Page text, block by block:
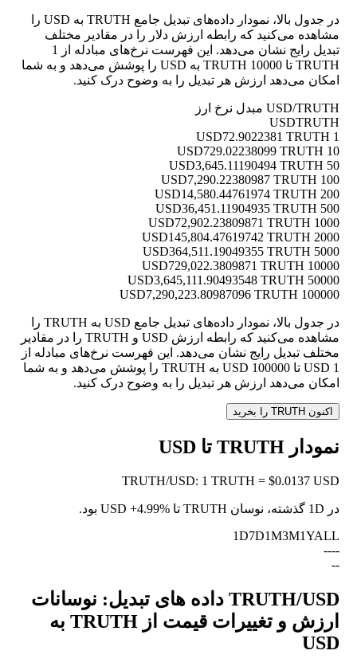
در جدول بالا، نمودار داده‌های تبدیل جامع TRUTH به USD را
مشاهده می‌کنید که رابطه ارزش دلار را در مقادیر مختلف
تبدیل رایج نشان می‌دهد. این فهرست نرخ‌های مبادله از 1
TRUTH تا 10000 TRUTH به USD را پوشش می‌دهد و به شما
امکان می‌دهد ارزش هر تبدیل را به وضوح درک کنید.
USD/TRUTH مبدل نرخ ارز
USDTRUTH
1 USD
72.9022381 TRUTH
10 USD
729.02238099 TRUTH
50 USD
3,645.11190494 TRUTH
100 USD
7,290.22380987 TRUTH
200 USD
14,580.44761974 TRUTH
500 USD
36,451.11904935 TRUTH
1000 USD
72,902.23809871 TRUTH
2000 USD
145,804.47619742 TRUTH
5000 USD
364,511.19049355 TRUTH
10000 USD
729,022.3809871 TRUTH
50000 USD
3,645,111.90493548 TRUTH
100000 USD
7,290,223.80987096 TRUTH
در جدول بالا، نمودار داده‌های تبدیل جامع USD به TRUTH را
مشاهده می‌کنید که رابطه ارزش USD و TRUTH را در مقادیر
مختلف تبدیل رایج نشان می‌دهد. این فهرست نرخ‌های مبادله از
1 USD تا 100000 USD به TRUTH را پوشش می‌دهد و به شما
امکان می‌دهد ارزش هر تبدیل را به وضوح درک کنید.
اکنون TRUTH را بخرید
نمودار TRUTH تا USD
TRUTH/USD: 1 TRUTH = $0.0137 USD
در 1D گذشته، نوسان TRUTH تا USD +4.99%
بود.
1D7D1M3M1YALL
--
--
--
TRUTH/USD داده های تبدیل: نوسانات
ارزش و تغییرات قیمت از TRUTH به
USD